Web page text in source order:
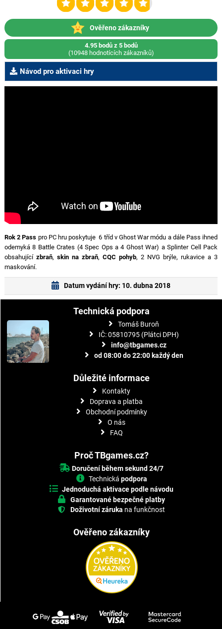
Ověřeno zákazníky
4.95 bodů z 5 bodů
(10948 hodnotících zákazníků)
Návod pro aktivaci hry
Rok 2 Pass pro PC hru poskytuje 6 tříd v Ghost War módu a dále Pass ihned
odemyká 8 Battle Crates (4 Spec Ops a 4 Ghost War) a Splinter Cell Pack
obsahující zbraň, skin na zbraň,CQC pohyb, 2 NVG brýle, rukavice a 3
maskování.
Datum vydání hry: 10. dubna 2018
Technická podpora
Tomáš Buroň
IČ: 05810795 (Plátci DPH)
info@tbgames.cz
od 08:00 do 22:00 každý den
Důležité informace
Kontakty
Doprava a platba
Obchodní podmínky
O nás
FAQ
Proč TBgames.cz?
Doručení během sekund 24/7
Technická podpora
Jednoduchá aktivace podle návodu
Garantované bezpečné platby
Doživotní záruka na funkčnost
Ověřeno zákazníky